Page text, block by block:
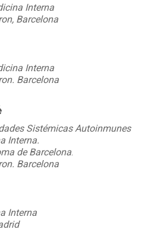
Interna
Barcelona
Interna
Barcelona
Sistémicas Autoinmunes
Interna.
de Barcelona.
Barcelona
Interna